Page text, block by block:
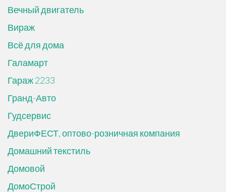
Вечный двигатель
Вираж
Всё для дома
Галамарт
Гараж 2233
Гранд-Авто
Гудсервис
ДвериФЕСТ, оптово-розничная компания
Домашний текстиль
Домовой
ДомоСтрой